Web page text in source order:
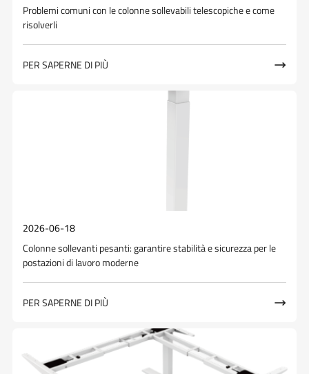
Problemi comuni con le colonne sollevabili telescopiche e come
risolverli
PER SAPERNE DI PIÙ 
2026-06-18
Colonne sollevanti pesanti: garantire stabilità e sicurezza per le
postazioni di lavoro moderne
PER SAPERNE DI PIÙ 